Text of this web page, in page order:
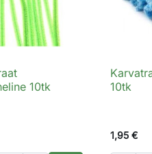
Kiirvaade
10tk

10tk
1,95 €